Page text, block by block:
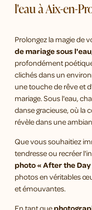
l'eau à Aix-en-
Prolongez la magie de
de mariage sous l'eau
profondément
clichés dans un
une touche de rêve et
mariage. Sous l'eau,
danse gracieuse, où la
révèle dans une
Que vous souhaitiez
tendresse ou recréer
photo « After the
photos en véritables
et émouvantes.